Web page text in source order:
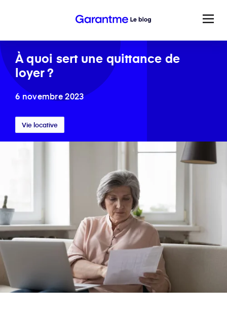
À quoi sert une quittance de
loyer ?
6 novembre 2023
Vie locative